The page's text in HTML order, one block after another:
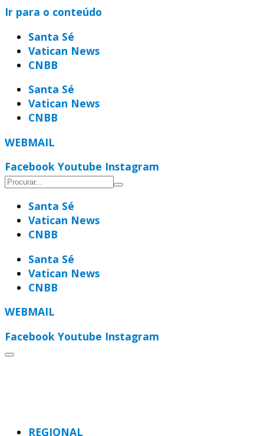
Ir para o conteúdo
Santa Sé
Vatican News
CNBB
Santa Sé
Vatican News
CNBB
WEBMAIL
Facebook Youtube Instagram
Santa Sé
Vatican News
CNBB
Santa Sé
Vatican News
CNBB
WEBMAIL
Facebook Youtube Instagram
REGIONAL